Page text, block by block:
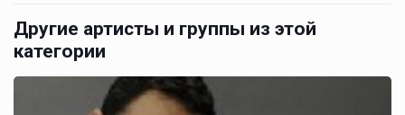
Другие артисты и группы из этой
категории